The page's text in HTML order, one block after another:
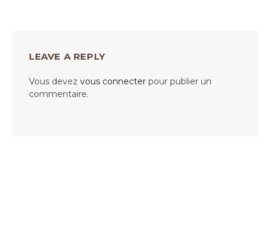
LEAVE A REPLY
Vous devez vous connecter pour publier un
commentaire.